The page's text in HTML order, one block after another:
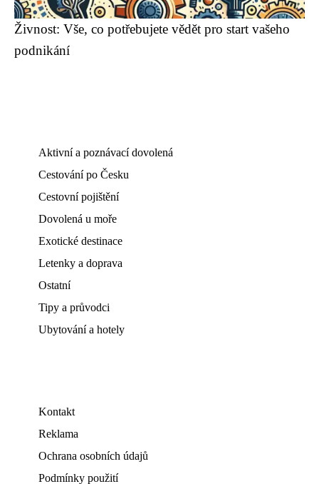
Živnost: Vše, co potřebujete vědět pro start vašeho
podnikání
Aktivní a poznávací dovolená
Cestování po Česku
Cestovní pojištění
Dovolená u moře
Exotické destinace
Letenky a doprava
Ostatní
Tipy a průvodci
Ubytování a hotely
Kontakt
Reklama
Ochrana osobních údajů
Podmínky použití